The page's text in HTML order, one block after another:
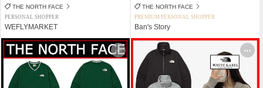
THE NORTH FACE
PERSONAL SHOPPER
WEFLYMARKET
THE NORTH FACE
PREMIUM PERSONAL SHOPPER
Ban's Story